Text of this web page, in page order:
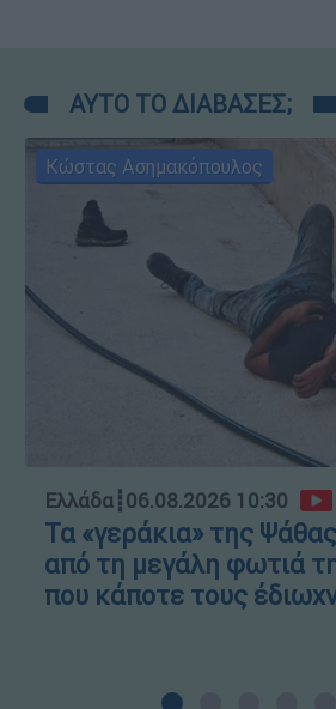
ΑΥΤΟ ΤΟ ΔΙΑΒΑΣΕΣ;
Κώστας Ασημακόπουλος
Ελλάδα┋06.08.2026 10:30
Τα «γεράκια» της
από τη μεγάλη φωτιά τη
που κάποτε τους